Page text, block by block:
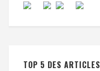
TOP 5 DES ARTICLES